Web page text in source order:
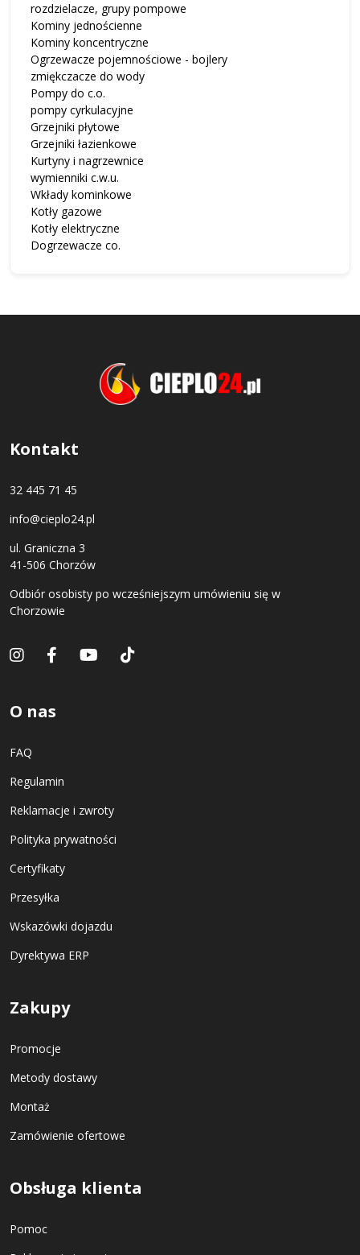
rozdzielacze, grupy pompowe
Kominy jednościenne
Kominy koncentryczne
Ogrzewacze pojemnościowe - bojlery
zmiękczacze do wody
Pompy do c.o.
pompy cyrkulacyjne
Grzejniki płytowe
Grzejniki łazienkowe
Kurtyny i nagrzewnice
wymienniki c.w.u.
Wkłady kominkowe
Kotły gazowe
Kotły elektryczne
Dogrzewacze co.
Kontakt
32 445 71 45
info@cieplo24.pl
ul. Graniczna 3
41-506 Chorzów
Odbiór osobisty po wcześniejszym umówieniu się w
Chorzowie
O nas
FAQ
Regulamin
Reklamacje i zwroty
Polityka prywatności
Certyfikaty
Przesyłka
Wskazówki dojazdu
Dyrektywa ERP
Zakupy
Promocje
Metody dostawy
Montaż
Zamówienie ofertowe
Obsługa klienta
Pomoc